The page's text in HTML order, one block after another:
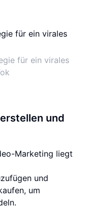
für ein virales
und
Marketing liegt
und
um